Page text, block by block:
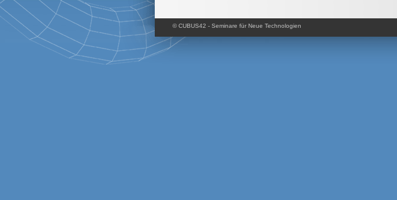
© CUBUS42 - Seminare für Neue Technologien